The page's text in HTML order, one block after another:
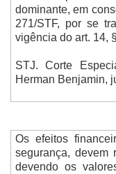
dominante, em
271/STF, por se
vigência do art. 14,
STJ. Corte
Herman Benjamin,
Os efeitos
segurança, devem
devendo os